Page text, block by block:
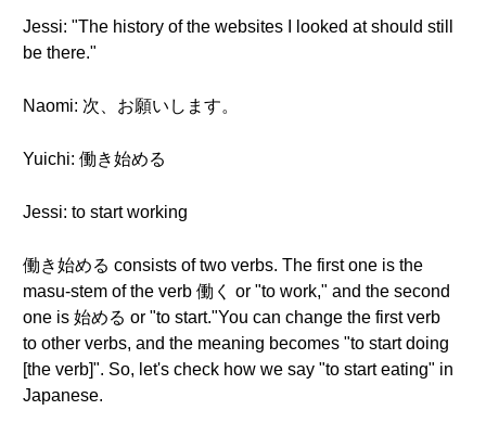
Jessi: "The history of the websites I looked at should still
be there."
Naomi: 次、お願いします。
Yuichi: 働き始める
Jessi: to start working
働き始める consists of two verbs. The first one is the
masu-stem of the verb 働く or "to work," and the second
one is 始める or "to start."You can change the first verb
to other verbs, and the meaning becomes "to start doing
[the verb]". So, let's check how we say "to start eating" in
Japanese.